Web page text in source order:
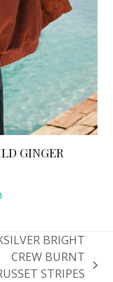
GINGER
BRIGHT
CREW BURNT
STRIPES